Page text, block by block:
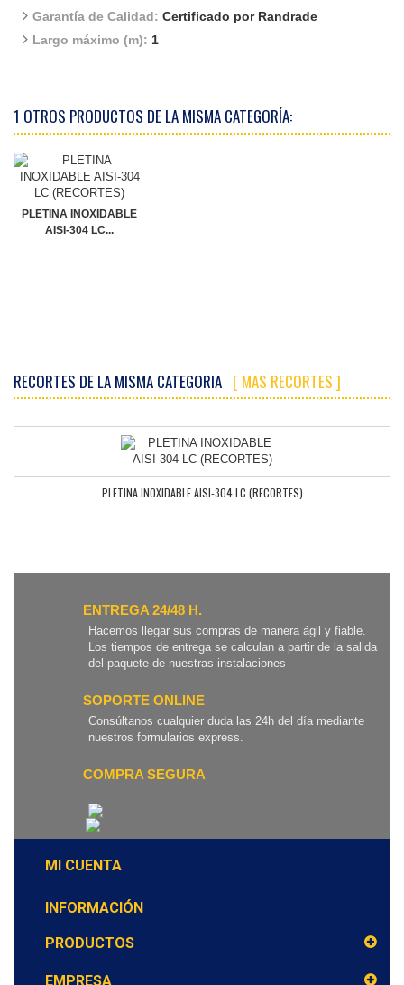
Garantía de Calidad: Certificado por Randrade
Largo máximo (m): 1
1 OTROS PRODUCTOS DE LA MISMA CATEGORÍA:
PLETINA INOXIDABLE
AISI-304 LC...
RECORTES DE LA MISMA CATEGORIA [ MAS RECORTES ]
PLETINA INOXIDABLE AISI-304 LC (RECORTES)
ENTREGA 24/48 H.
Hacemos llegar sus compras de manera ágil y fiable.
Los tiempos de entrega se calculan a partir de la salida
del paquete de nuestras instalaciones
SOPORTE ONLINE
Consúltanos cualquier duda las 24h del día mediante
nuestros formularios express.
COMPRA SEGURA
MI CUENTA
INFORMACIÓN
PRODUCTOS
EMPRESA